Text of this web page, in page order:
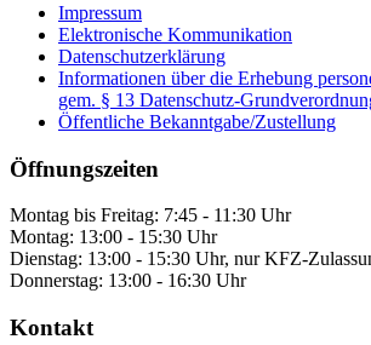
Impressum
Elektronische Kommunikation
Datenschutzerklärung
Informationen über die Erhebung
gem. § 13 Datenschutz-
Öffentliche Bekanntgabe/Zustellung
Öffnungszeiten
Montag bis Freitag: 7:45 - 11:30 Uhr
Montag: 13:00 - 15:30 Uhr
Dienstag: 13:00 - 15:30 Uhr, nur KFZ-
Donnerstag: 13:00 - 16:30 Uhr
Kontakt